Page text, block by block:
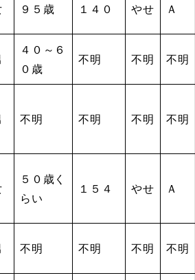
９５歳 １４０ やせ Ａ
４０～６
０歳
不明 不明 不明
不明 不明 不明 不明
５０歳く
らい
１５４ やせ Ａ
不明 不明 不明 不明